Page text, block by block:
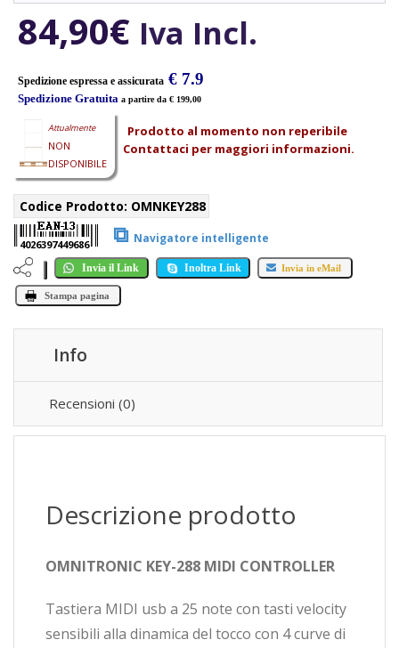
84,90€ Iva Incl.
Spedizione espressa e assicurata € 7.9
Spedizione Gratuita a partire da € 199,00
Attualmente
NON
DISPONIBILE
Prodotto al momento non reperibile
Contattaci per maggiori informazioni.
Codice Prodotto: OMNKEY288
4026397449686 ⧉ Navigatore intelligente
Invia il Link Inoltra Link Invia in eMail
Stampa pagina
Info
Recensioni (0)
Descrizione prodotto
OMNITRONIC KEY-288 MIDI CONTROLLER
Tastiera MIDI usb a 25 note con tasti velocity
sensibili alla dinamica del tocco con 4 curve di